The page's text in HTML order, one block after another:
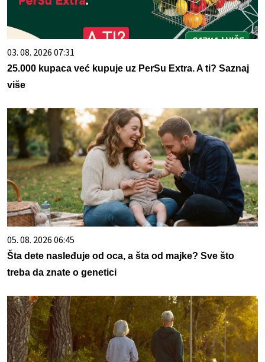
03. 08. 2026 07:31
25.000 kupaca već kupuje uz PerSu Extra. A ti? Saznaj
više
05. 08. 2026 06:45
Šta dete nasleđuje od oca, a šta od majke? Sve što
treba da znate o genetici